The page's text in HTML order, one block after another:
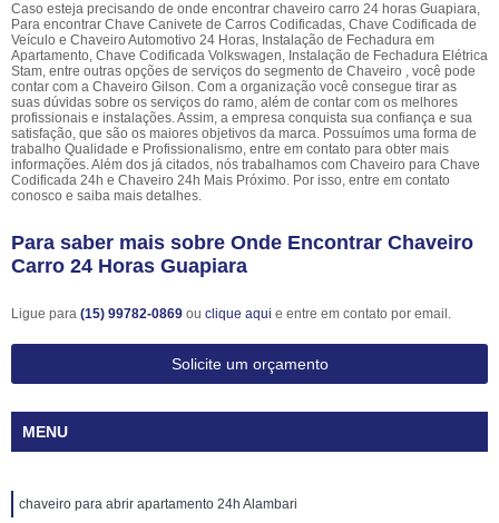
Caso esteja precisando de onde encontrar chaveiro carro 24 horas Guapiara,
Para encontrar Chave Canivete de Carros Codificadas, Chave Codificada de
Veículo e Chaveiro Automotivo 24 Horas, Instalação de Fechadura em
Apartamento, Chave Codificada Volkswagen, Instalação de Fechadura Elétrica
Stam, entre outras opções de serviços do segmento de Chaveiro , você pode
contar com a Chaveiro Gilson. Com a organização você consegue tirar as
suas dúvidas sobre os serviços do ramo, além de contar com os melhores
profissionais e instalações. Assim, a empresa conquista sua confiança e sua
satisfação, que são os maiores objetivos da marca. Possuímos uma forma de
trabalho Qualidade e Profissionalismo, entre em contato para obter mais
informações. Além dos já citados, nós trabalhamos com Chaveiro para Chave
Codificada 24h e Chaveiro 24h Mais Próximo. Por isso, entre em contato
conosco e saiba mais detalhes.
Para saber mais sobre Onde Encontrar Chaveiro
Carro 24 Horas Guapiara
Ligue para (15) 99782-0869 ou clique aqui e entre em contato por email.
Solicite um orçamento
MENU
chaveiro para abrir apartamento 24h Alambari